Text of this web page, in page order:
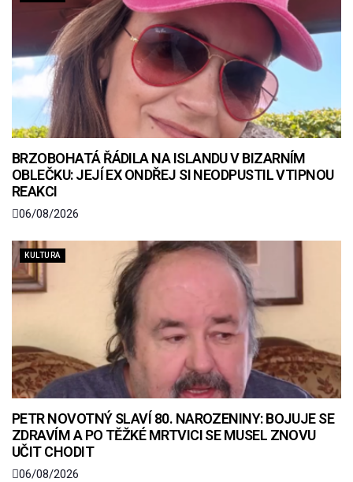
BRZOBOHATÁ ŘÁDILA NA ISLANDU V BIZARNÍM
OBLEČKU: JEJÍ EX ONDŘEJ SI NEODPUSTIL VTIPNOU
REAKCI
06/08/2026
KULTURA
PETR NOVOTNÝ SLAVÍ 80. NAROZENINY: BOJUJE SE
ZDRAVÍM A PO TĚŽKÉ MRTVICI SE MUSEL ZNOVU
UČIT CHODIT
06/08/2026